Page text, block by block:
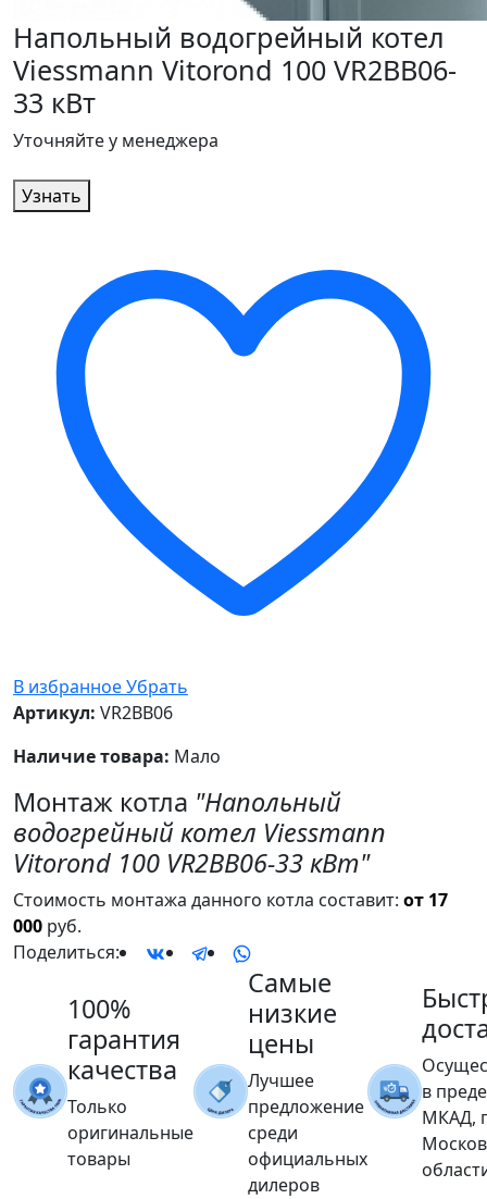
Напольный водогрейный котел
Viessmann Vitorond 100 VR2BB06-
33 кВт
Уточняйте у менеджера
Узнать
В избранноеУбрать
Артикул: VR2BB06
Наличие товара: Мало
Монтаж котла "Напольный
водогрейный котел Viessmann
Vitorond 100 VR2BB06-33 кВт"
Стоимость монтажа данного котла составит: от 17
000 руб.
Поделиться:
100%
гарантия
качества
Только
оригинальные
товары
Самые
низкие
цены
Лучшее
предложение
среди
официальных
дилеров
в
МКАД,